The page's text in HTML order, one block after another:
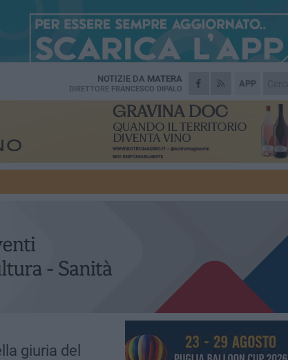
APP
NOTIZIE DA MATERA
DIRETTORE FRANCESCO DIPALO
giuria del